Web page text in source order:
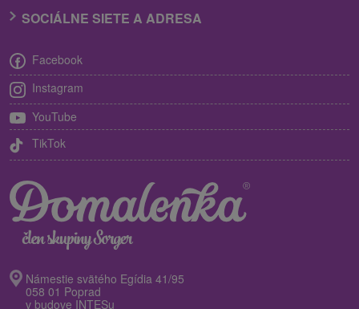
SOCIÁLNE SIETE A ADRESA
Facebook
Instagram
YouTube
TikTok
Námestie svätého Egídia 41/95
058 01 Poprad
v budove INTESu